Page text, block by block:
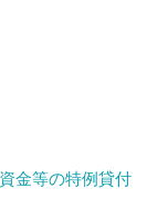
主支援
金等の特例貸付